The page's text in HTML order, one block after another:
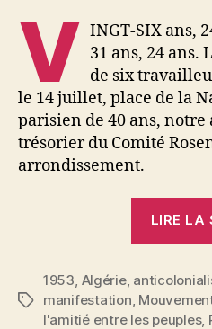
V INGT-SIX ans,
31 ans, 24 ans.
de six
le 14 juillet, place de la
parisien de 40 ans,
trésorier du Comité
arrondissement.
LIRE LA
Étiquettes
1953 Algérie,
manifestation
l'amitié entre les peuples,